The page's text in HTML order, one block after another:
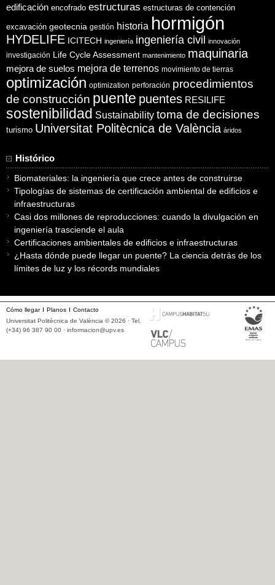
edificación encofrado estructuras estructuras de contención
excavación geotecnia gestión historia hormigón
HYDELIFE ICITECH ingeniería ingeniería civil innovación
investigación Life Cycle Assessment mantenimiento maquinaria
mejora de suelos mejora de terrenos movimiento de tierras
optimización optimization perforación procedimientos
de construcción puente puentes RESILIFE
sostenibilidad Sustainability toma de decisiones
turismo Universitat Politècnica de València áridos
Histórico
Biomateriales: la ingeniería que crece antes de construirse
Tipologías de sistemas de certificación ambiental de edificios e
infraestructuras
Casi dos millones de reproducciones: cuando la divulgación en
ingeniería trasciende el aula
Certificaciones ambientales de edificios e infraestructuras
¿Hasta dónde puede llegar un puente? La ciencia detrás de los
límites de luz y los récords mundiales
Cómo llegar Planos
Contacto
Universitat Politècnica de València © 2026 · Tel.
(+34) 96 387 90 00 · informacion@upv.es